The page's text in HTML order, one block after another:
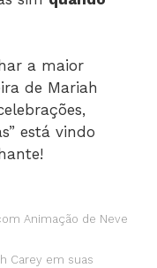
a maior
de Mariah
está vindo
Animação de Neve
Carey em suas